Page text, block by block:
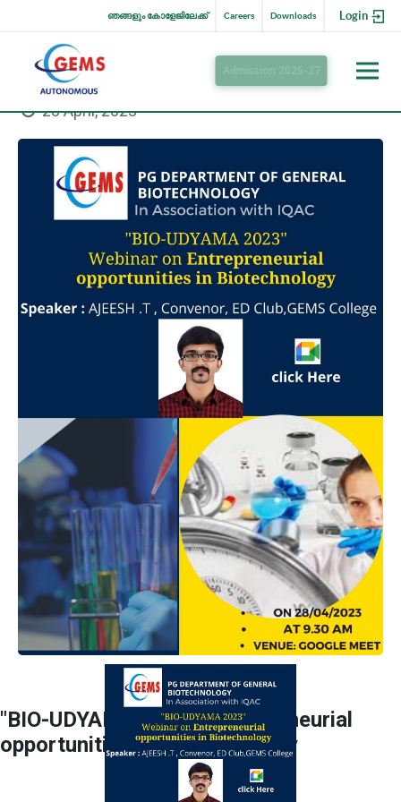
Login
Downloads
Careers
ഞങ്ങളും കോളേജിലേക്ക്
Admission 2026-27
"BIO-UDYAMA 2023" Enterpreneurial
opportunities in Biotechnology
28 April, 2023